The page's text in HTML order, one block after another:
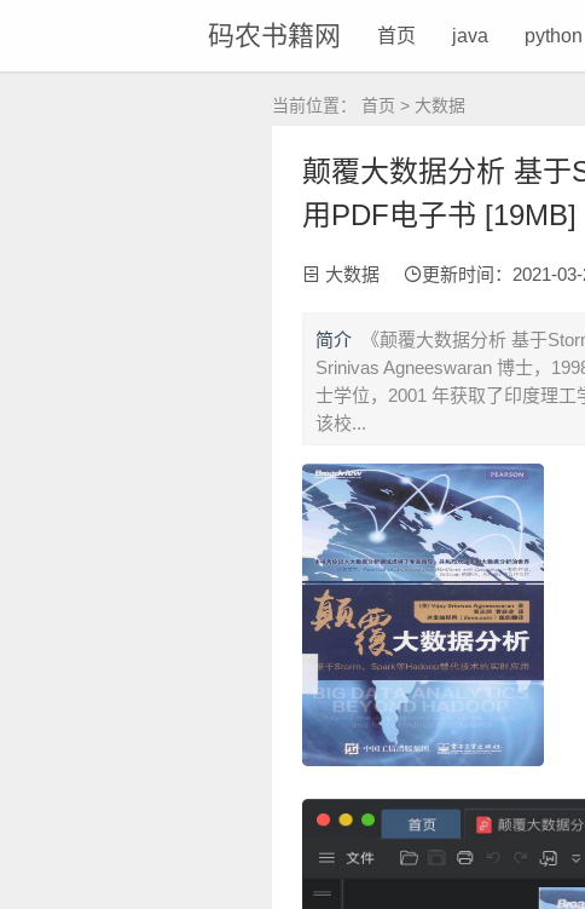
码农书籍网 首页 java python
当前位置： 首页 > 大数据
颠覆大数据分析 基于
用PDF电子书 [19MB]
大数据 更新时间：2021-
简介
《颠覆大数据分析 基于
Srinivas Agneeswaran 博士，
士学位，2001 年获取了印度理
该校...